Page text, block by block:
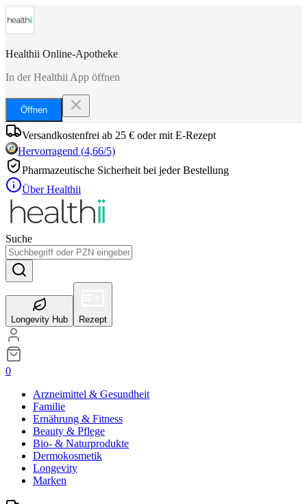
Healthii Online-Apotheke
In der Healthii App öffnen
Öffnen
Versandkostenfrei ab 25 € oder mit E-Rezept
Hervorragend (4,66/5)
Pharmazeutische Sicherheit bei jeder Bestellung
Über Healthii
Suche
Longevity Hub Rezept
0
Arzneimittel & Gesundheit
Familie
Ernährung & Fitness
Beauty & Pflege
Bio- & Naturprodukte
Dermokosmetik
Longevity
Marken